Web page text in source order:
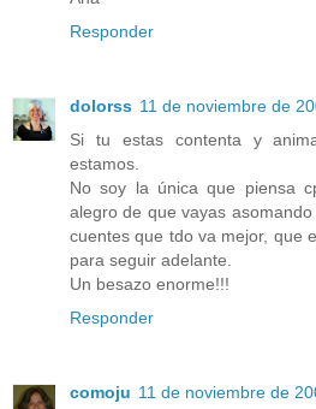
Responder
dolorss 11 de noviembre de
Si tu estas contenta y
estamos.
No soy la única que piensa
alegro de que vayas
cuentes que tdo va mejor, que
para seguir adelante.
Un besazo enorme!!!
Responder
comoju 11 de noviembre de